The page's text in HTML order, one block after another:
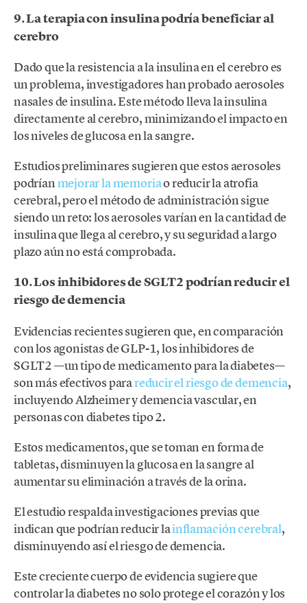
9. La terapia con insulina podría beneficiar al
cerebro
Dado que la resistencia a la insulina en el cerebro es
un problema, investigadores han probado aerosoles
nasales de insulina. Este método lleva la insulina
directamente al cerebro, minimizando el impacto en
los niveles de glucosa en la sangre.
Estudios preliminares sugieren que estos aerosoles
podríanmejorar la memoriao reducir la atrofia
cerebral, pero el método de administración sigue
siendo un reto: los aerosoles varían en la cantidad de
insulina que llega al cerebro, y su seguridad a largo
plazo aún no está comprobada.
10. Los inhibidores de SGLT2 podrían reducir el
riesgo de demencia
Evidencias recientes sugieren que, en comparación
con los agonistas de GLP-1, los inhibidores de
SGLT2 —un tipo de medicamento para la diabetes—
son más efectivos parareducir el riesgo de demencia,
incluyendo Alzheimer y demencia vascular, en
personas con diabetes tipo 2.
Estos medicamentos, que se toman en forma de
tabletas, disminuyen la glucosa en la sangre al
aumentar su eliminación a través de la orina.
El estudio respalda investigaciones previas que
indican que podrían reducir lainflamación cerebral,
disminuyendo así el riesgo de demencia.
Este creciente cuerpo de evidencia sugiere que
controlar la diabetes no solo protege el corazón y los